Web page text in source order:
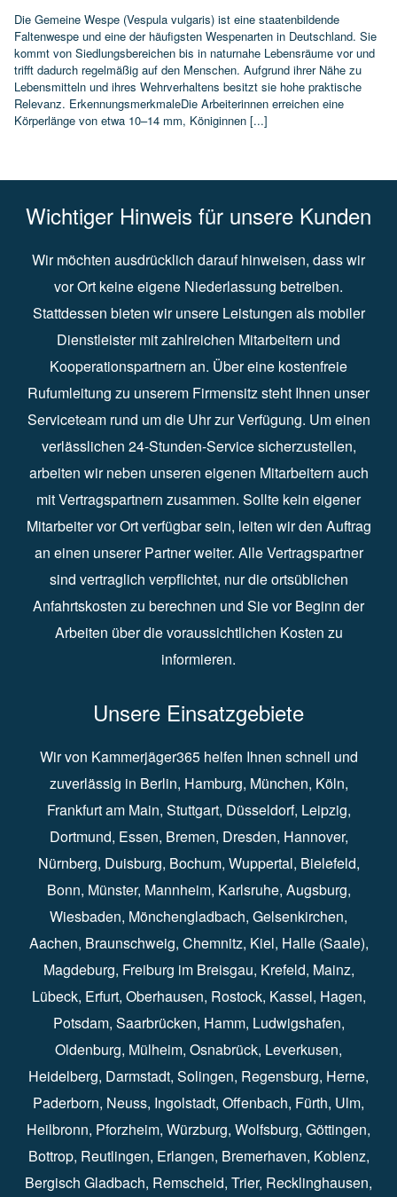
Die Gemeine Wespe (Vespula vulgaris) ist eine staatenbildende
Faltenwespe und eine der häufigsten Wespenarten in Deutschland. Sie
kommt von Siedlungsbereichen bis in naturnahe Lebensräume vor und
trifft dadurch regelmäßig auf den Menschen. Aufgrund ihrer Nähe zu
Lebensmitteln und ihres Wehrverhaltens besitzt sie hohe praktische
Relevanz. ErkennungsmerkmaleDie Arbeiterinnen erreichen eine
Körperlänge von etwa 10–14 mm, Königinnen [...]
Wichtiger Hinweis für unsere Kunden
Wir möchten ausdrücklich darauf hinweisen, dass wir
vor Ort keine eigene Niederlassung betreiben.
Stattdessen bieten wir unsere Leistungen als mobiler
Dienstleister mit zahlreichen Mitarbeitern und
Kooperationspartnern an. Über eine kostenfreie
Rufumleitung zu unserem Firmensitz steht Ihnen unser
Serviceteam rund um die Uhr zur Verfügung. Um einen
verlässlichen 24-Stunden-Service sicherzustellen,
arbeiten wir neben unseren eigenen Mitarbeitern auch
mit Vertragspartnern zusammen. Sollte kein eigener
Mitarbeiter vor Ort verfügbar sein, leiten wir den Auftrag
an einen unserer Partner weiter. Alle Vertragspartner
sind vertraglich verpflichtet, nur die ortsüblichen
Anfahrtskosten zu berechnen und Sie vor Beginn der
Arbeiten über die voraussichtlichen Kosten zu
informieren.
Unsere Einsatzgebiete
Wir von Kammerjäger365 helfen Ihnen schnell und
zuverlässig in Berlin⁠, Hamburg⁠, München, Köln⁠,
Frankfurt am Main⁠, Stuttgart⁠, Düsseldorf⁠, Leipzig⁠,
Dortmund⁠, Essen⁠, Bremen⁠, Dresden⁠, Hannover⁠,
Nürnberg⁠, Duisburg⁠⁠, Bochum⁠, Wuppertal⁠⁠, Bielefeld⁠⁠,
Bonn⁠⁠, Münster⁠⁠, Mannheim⁠, Karlsruhe⁠, Augsburg⁠,
Wiesbaden⁠⁠, Mönchengladbach⁠, Gelsenkirchen⁠⁠,
Aachen⁠⁠, Braunschweig⁠, Chemnitz⁠⁠, Kiel⁠, Halle (Saale)⁠⁠,
Magdeburg⁠, Freiburg im Breisgau⁠⁠, Krefeld⁠⁠, Mainz⁠⁠,
Lübeck⁠, Erfurt⁠, Oberhausen⁠⁠, Rostock⁠⁠, Kassel⁠⁠, Hagen⁠,
Potsdam⁠, Saarbrücken⁠⁠, Hamm⁠, Ludwigshafen⁠,
Oldenburg⁠, Mülheim⁠, Osnabrück⁠⁠, Leverkusen⁠,
Heidelberg⁠, Darmstadt⁠⁠, Solingen⁠, Regensburg⁠, Herne⁠⁠,
Paderborn⁠, Neuss⁠, Ingolstadt⁠, Offenbach, Fürth⁠⁠, Ulm⁠⁠,
Heilbronn⁠, Pforzheim⁠, Würzburg⁠, Wolfsburg⁠⁠, Göttingen⁠,
Bottrop⁠, Reutlingen⁠, Erlangen⁠⁠, Bremerhaven⁠, Koblenz⁠,
Bergisch Gladbach⁠, Remscheid⁠⁠, Trier⁠⁠, Recklinghausen⁠,